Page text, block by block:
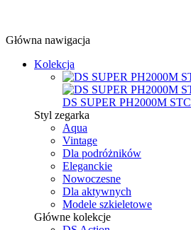
Główna nawigacja
Kolekcja
DS SUPER PH2000M STC
Styl zegarka
Aqua
Vintage
Dla podróżników
Eleganckie
Nowoczesne
Dla aktywnych
Modele szkieletowe
Główne kolekcje